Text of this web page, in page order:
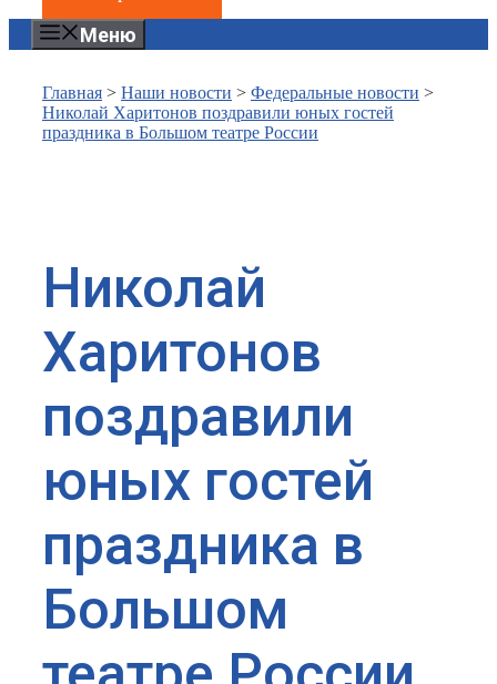
Меню
Главная > Наши новости > Федеральные новости >
Николай Харитонов поздравили юных гостей
праздника в Большом театре России
Николай
Харитонов
поздравили
юных гостей
праздника в
Большом